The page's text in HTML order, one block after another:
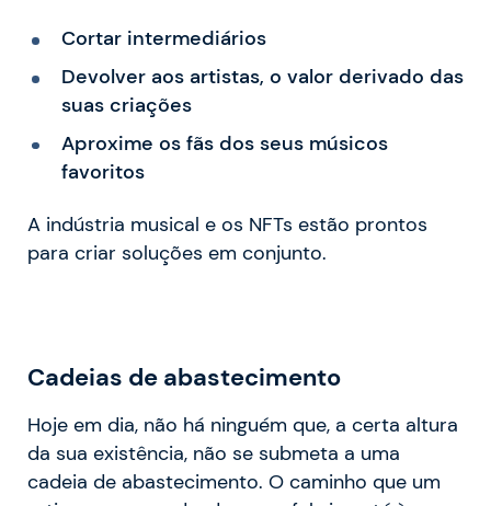
Cortar intermediários
Devolver aos artistas, o valor derivado das
suas criações
Aproxime os fãs dos seus músicos
favoritos
A indústria musical e os NFTs estão prontos
para criar soluções em conjunto.
Cadeias de abastecimento
Hoje em dia, não há ninguém que, a certa altura
da sua existência, não se submeta a uma
cadeia de abastecimento. O caminho que um